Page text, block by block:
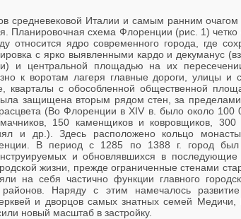
средневековой Италии и самым ранним очагом
Планировочная схема Флоренции (рис. 1)
относится ядро современного города, где
с ярко выявленными кардо и декуманус
и центральной площадью на их
к воротам лагеря главные дороги, улицы и
кварталы с обособленной общественной
защищена вторым рядом стен, за пределами
(Во Флоренции в XIV в. было около 100
150 каменщиков и ковровщиков,
и др.). Здесь расположено кольцо
В период с 1285 по 1388 г. город
и обновлявшихся в
жизни, прежде ограниченные стенами
на себя частично функции главного
Наряду с этим намечалось развитие
и дворцов самых знатных семей Медичи,
новый масштаб в застройку.